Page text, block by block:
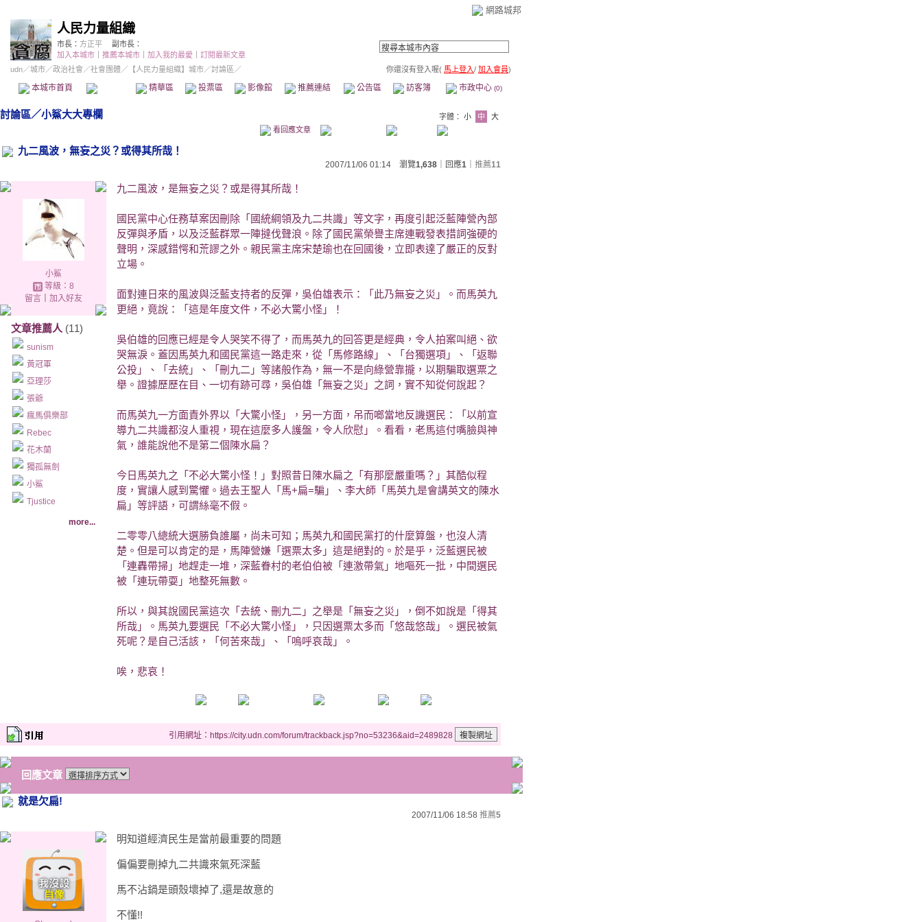
網路城邦
人民力量組織
市長： 方正平
副市長：
加入本城市
推薦本城市 加入我的最愛
訂閱最新文章
udn／城市／政治社會 ／社會團體／ 【人民力量組織】城市／討論區／ 你還沒有登入喔( 馬上登入/ 加入會員)
本城市首頁 精華區 投票區 影像館 推薦連結 公告區 訪客簿 市政中心 (0)
討論區／小鯊大大專欄 字體： 小 中
大
看回應文章
九二風波，無妄之災？或得其所哉！
2007/11/06 01:14 瀏覽1,638 ｜回應1 推薦11
小鯊
等級：8
留言｜ 加入好友
文章推薦人 (11)
sunism
黃冠軍
亞理莎
張爺
瘋馬俱樂部
Rebec
花木蘭
獨孤無劍
小鯊
Tjustice
more...
九二風波，是無妄之災？或是得其所哉！
國民黨中心任務草案因刪除「國統綱領及九二共識」等文字，再度引起泛藍陣營內部
反彈與矛盾，以及泛藍群眾一陣撻伐聲浪。除了國民黨榮譽主席連戰發表措詞強硬的
聲明，深感錯愕和荒謬之外。親民黨主席宋楚瑜也在回國後，立即表達了嚴正的反對
立場。
面對連日來的風波與泛藍支持者的反彈，吳伯雄表示：「此乃無妄之災」。而馬英九
更絕，竟說：「這是年度文件，不必大驚小怪」！
吳伯雄的回應已經是令人哭笑不得了，而馬英九的回答更是經典，令人拍案叫絕、欲
哭無淚。蓋因馬英九和國民黨這一路走來，從「馬修路線」、「台獨選項」、「返聯
公投」、「去統」、「刪九二」等諸般作為，無一不是向綠營靠攏，以期騙取選票之
舉。證據歷歷在目、一切有跡可尋，吳伯雄「無妄之災」之詞，實不知從何說起？
而馬英九一方面責外界以「大驚小怪」，另一方面，吊而啷當地反譏選民：「以前宣
導九二共識都沒人重視，現在這麼多人護盤，令人欣慰」。看看，老馬這付嘴臉與神
氣，誰能說他不是第二個陳水扁？
今日馬英九之「不必大驚小怪！」對照昔日陳水扁之「有那麼嚴重嗎？」其酷似程
度，實讓人感到驚懼。過去王聖人「馬+扁=騙」、李大師「馬英九是會講英文的陳水
扁」等評語，可謂絲毫不假。
二零零八總統大選勝負誰屬，尚未可知；馬英九和國民黨打的什麼算盤，也沒人清
楚。但是可以肯定的是，馬陣營嫌「選票太多」這是絕對的。於是乎，泛藍選民被
「連轟帶掃」地趕走一堆，深藍眷村的老伯伯被「連激帶氣」地嘔死一批，中間選民
被「連玩帶耍」地整死無數。
所以，與其說國民黨這次「去統、刪九二」之舉是「無妄之災」，倒不如說是「得其
所哉」。馬英九要選民「不必大驚小怪」，只因選票太多而「悠哉悠哉」。選民被氣
死呢？是自己活該，「何苦來哉」、「嗚呼哀哉」。
唉，悲哀！
引用網址：https://city.udn.com/forum/trackback.jsp?no=53236&aid=2489828
回應文章
就是欠扁!
2007/11/06 18:58 推薦5
明知道經濟民生是當前最重要的問題
偏偏要刪掉九二共識來氣死深藍
馬不沾鍋是頭殼壞掉了,還是故意的
不懂!!